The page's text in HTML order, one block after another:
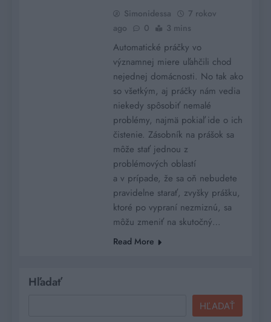
Simonidessa
7 rokov
ago
0 3 mins
Automatické práčky vo
významnej miere uľahčili chod
nejednej domácnosti. No tak ako
so všetkým, aj práčky nám vedia
niekedy spôsobiť nemalé
problémy, najmä pokiaľ ide o ich
čistenie. Zásobník na prášok sa
môže stať jednou z
problémových oblastí
a v prípade, že sa oň nebudete
pravidelne starať, zvyšky prášku,
ktoré po vypraní nezmiznú, sa
môžu zmeniť na skutočný…
Read More
Hľadať
HĽADAŤ